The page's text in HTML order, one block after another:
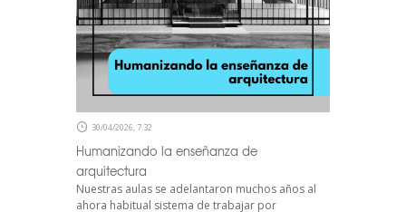
30/04/2026, 7:32
Humanizando la enseñanza de
arquitectura
Nuestras aulas se adelantaron muchos años al
ahora habitual sistema de trabajar por